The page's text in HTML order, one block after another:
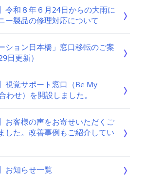
令和８年６月24日からの大雨に
ー製品の修理対応について
ション日本橋」窓口移転のご案
日更新）
視覚サポート窓口（Be My
わせ）を開設しました。
お客様の声をお寄せいただくご
した。改善事例もご紹介してい
お知らせ一覧